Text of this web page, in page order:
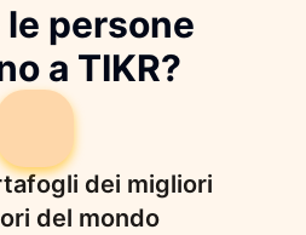
le persone
a TIKR?
dei migliori
del mondo